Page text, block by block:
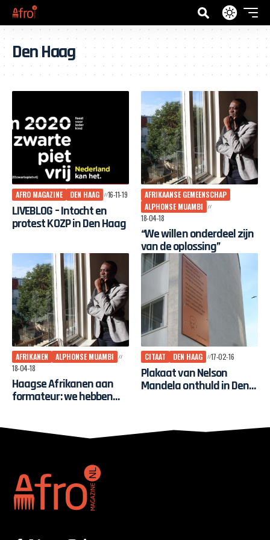
Den Haag
AFRO MAGAZINE DEN HAAG 16-11-19
LIVEBLOG – Intocht en
protest KOZP in Den Haag
AFRIKAANSE GEMEENSCHAP
ALPHONSE MUAMBI
18-04-18
“We willen onderdeel zijn
van de oplossing”
AFRIKANEN
ALPHONSE MUAMBI
18-04-18
Haagse Afrikanen aan
formateur: we hebben
CITAAT DEN HAAG 17-02-16
Plakaat van Nelson
Mandela onthuld in Den